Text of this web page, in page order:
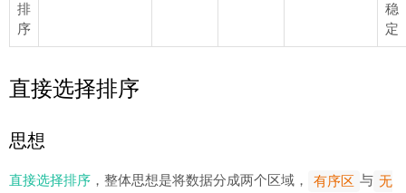
排
序
稳
定
直接选择排序
思想
直接选择排序 ，整体思想是将数据分成两个区域， 有序区 与 无